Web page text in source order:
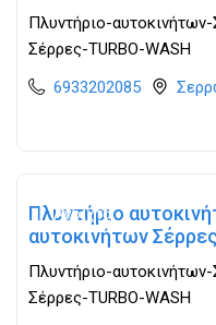
Πλυντήριο-
Σέρρες-TURBO-WASH
6933202085
Ανοιχτά
Πλυντήριο
αυτοκινήτων
Πλυντήριο-
Σέρρες-TURBO-WASH